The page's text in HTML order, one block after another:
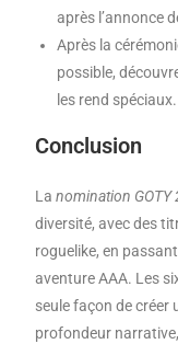
après l’annonce
Après la
possible,
les rend spéciaux.
Conclusion
Lanomination GOTY
diversité, avec des
roguelike, en
aventure AAA. Les
seule façon de créer
profondeur